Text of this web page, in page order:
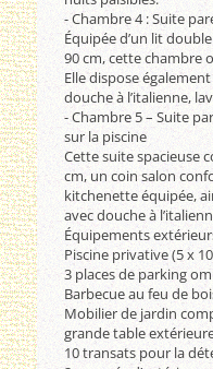
- Chambre 4 : Suite
Équipée d’un lit
90 cm, cette chambre
Elle dispose
douche à l’italienne,
- Chambre 5 – Suite
sur la piscine
Cette suite spacieuse
cm, un coin salon
kitchenette équipée,
avec douche à
Équipements
Piscine privative (5 x
3 places de parking
Barbecue au feu de
Mobilier de jardin
grande table
10 transats pour la